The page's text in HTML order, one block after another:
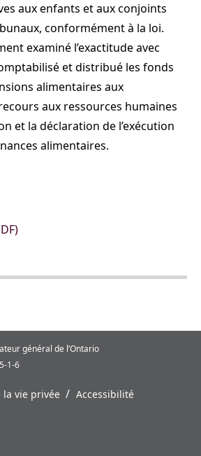
aux enfants et aux conjoints
conformément à la loi.
examiné l’exactitude avec
et distribué les fonds
alimentaires aux
aux ressources humaines
et la déclaration de l’exécution
alimentaires.
général de l’Ontario
1-6
la vie privée / Accessibilité